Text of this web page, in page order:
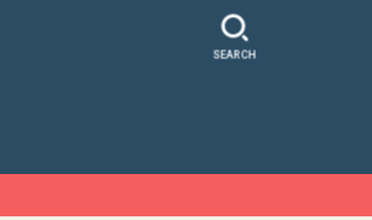
SEARCH